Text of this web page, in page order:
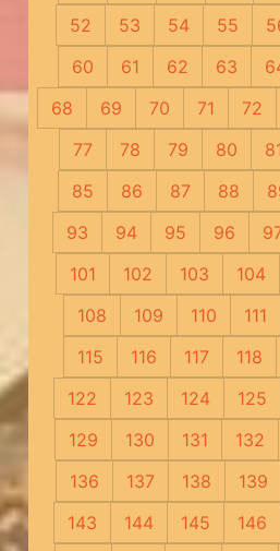
52
53 54 55
60
61 62 63
68
69 70 71 72
77
78 79 80
85
86 87 88
93
94 95 96
101
102 103 104
108
109 110 111
115
116 117 118
122
123 124 125
129
130 131 132
136
137 138 139
143
144 145 146